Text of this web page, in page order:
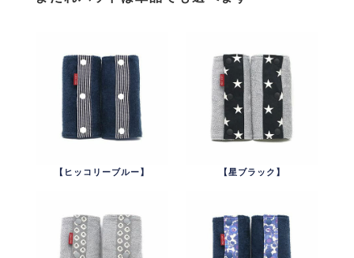
【ヒッコリーブルー】 【星ブラック】